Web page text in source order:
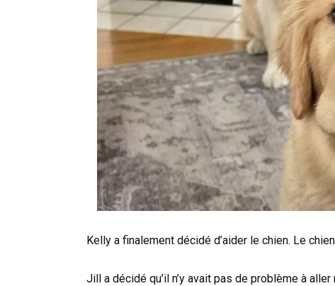
Kelly a finalement décidé d’aider le chien. Le
Jill a décidé qu’il n’y avait pas de problème à